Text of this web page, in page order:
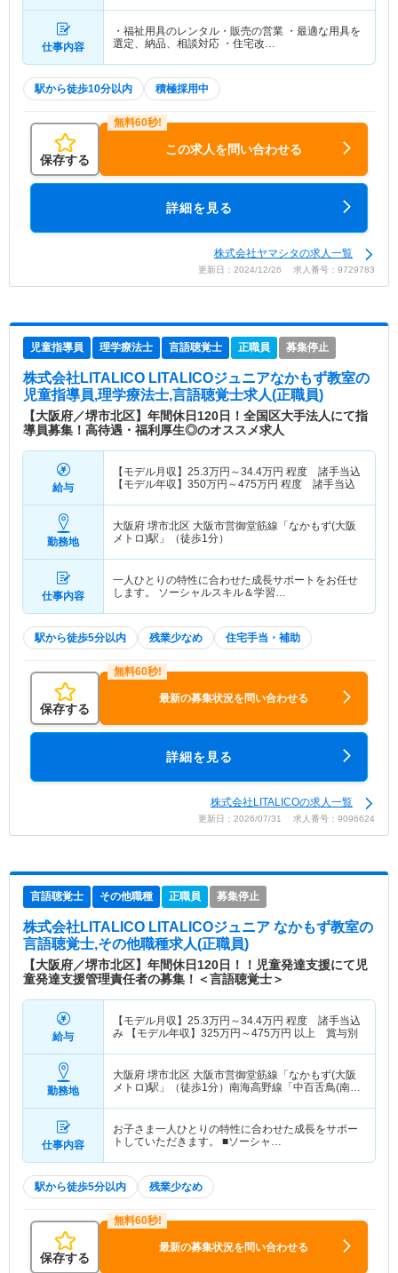
仕事内容
・福祉用具のレンタル・販売の営業 ・最適な用具を
選定、納品、相談対応 ・住宅改…
駅から徒歩10分以内 積極採用中
保存する
この求人を問い合わせる
詳細を見る
株式会社ヤマシタの求人一覧
更新日：2024/12/26 求人番号：9729783
児童指導員 理学療法士 言語聴覚士 正職員 募集停止
株式会社LITALICO LITALICOジュニアなかもず教室の
児童指導員,理学療法士,言語聴覚士求人(正職員)
【大阪府／堺市北区】年間休日120日！全国区大手法人にて指
導員募集！高待遇・福利厚生◎のオススメ求人
給与
【モデル月収】 25.3万円～34.4万円 程度 諸手当込
【モデル年収】 350万円～475万円 程度 諸手当込
勤務地
大阪府 堺市北区 大阪市営御堂筋線「なかもず(大阪
メトロ)駅」（徒歩1分）
仕事内容
一人ひとりの特性に合わせた成長サポートをお任せ
します。 ソーシャルスキル＆学習…
駅から徒歩5分以内 残業少なめ 住宅手当・補助
保存する
最新の募集状況を問い合わせる
詳細を見る
株式会社LITALICOの求人一覧
更新日：2026/07/31 求人番号：9096624
言語聴覚士 その他職種 正職員 募集停止
株式会社LITALICO LITALICOジュニア なかもず教室の
言語聴覚士,その他職種求人(正職員)
【大阪府／堺市北区】年間休日120日！！児童発達支援にて児
童発達支援管理責任者の募集！＜言語聴覚士＞
給与
【モデル月収】 25.3万円～34.4万円 程度 諸手当込
み 【モデル年収】 325万円～475万円 以上 賞与別
勤務地
大阪府 堺市北区 大阪市営御堂筋線「なかもず(大阪
メトロ)駅」（徒歩1分）南海高野線「中百舌鳥(南
仕事内容
お子さま一人ひとりの特性に合わせた成長をサポー
トしていただきます。 ■ソーシャ…
駅から徒歩5分以内 残業少なめ
保存する
最新の募集状況を問い合わせる